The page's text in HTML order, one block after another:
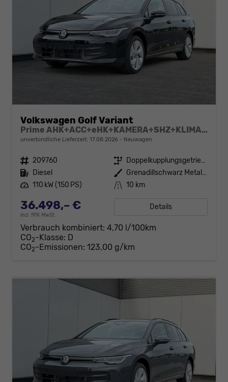
Volkswagen Golf Variant
Prime AHK+ACC+eHK+KAMERA+SHZ+KLIMA+LED+17" ALU
unverbindliche Lieferzeit: 17.08.2026 Neuwagen
Fahrzeugnr. 209760 Getriebe
Doppelkupplungsgetriebe (DSG)
Kraftstoff Diesel Außenfarbe
Grenadillschwarz Metallic
Leistung 110 kW (150 PS) Kilometerstand 10 km
36.498,– €
incl. 19% MwSt.
Details
Verbrauch kombiniert: 4,70 l/100km
CO2-Klasse: D
CO2-Emissionen: 123,00 g/km